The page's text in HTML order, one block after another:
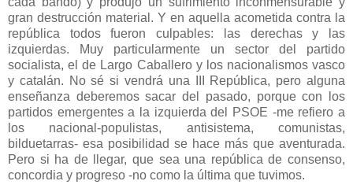
gran destrucción material. Y en aquella acometida contra la
república todos fueron culpables: las derechas y las
izquierdas. Muy particularmente un sector del partido
socialista, el de Largo Caballero y los nacionalismos vasco
y catalán. No sé si vendrá una III República, pero alguna
enseñanza deberemos sacar del pasado, porque con los
partidos emergentes a la izquierda del PSOE -me refiero a
los nacional-populistas, antisistema, comunistas,
bilduetarras- esa posibilidad se hace más que aventurada.
Pero si ha de llegar, que sea una república de consenso,
concordia y progreso -no como la última que tuvimos.